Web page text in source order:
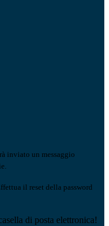
inviato un messaggio
il reset della password
di posta elettronica!